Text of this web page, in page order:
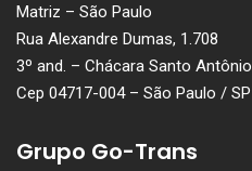
Matriz – São Paulo
Rua Alexandre Dumas, 1.708
3º and. – Chácara Santo Antônio
Cep 04717-004 – São Paulo / SP
Grupo Go-Trans